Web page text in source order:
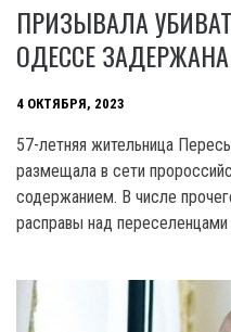
ПРИЗЫВАЛА
ОДЕССЕ
4 ОКТЯБРЯ, 2023
57-летняя жительница
размещала в сети
содержанием. В числе
расправы над